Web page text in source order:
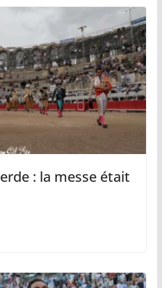
: la messe était